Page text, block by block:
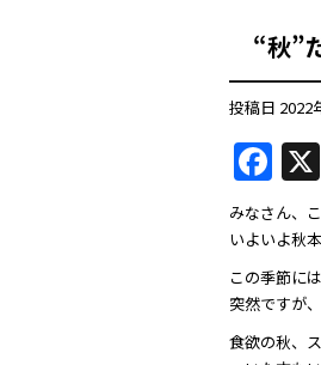
“秋”
投稿日 2022
F
a
c
e
b
o
みなさん、
いよいよ秋
この季節に
突然ですが
食欲の秋、